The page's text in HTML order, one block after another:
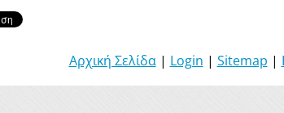
Αρχική Σελίδα| Login | Sitemap |